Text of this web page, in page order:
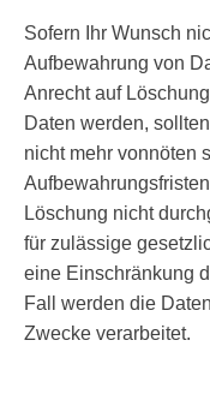
Sofern Ihr Wunsch
Aufbewahrung von
Anrecht auf
Daten werden,
nicht mehr vonnöten
Löschung nicht
für zulässige
eine Einschränkung
Fall werden die
Zwecke verarbeitet.